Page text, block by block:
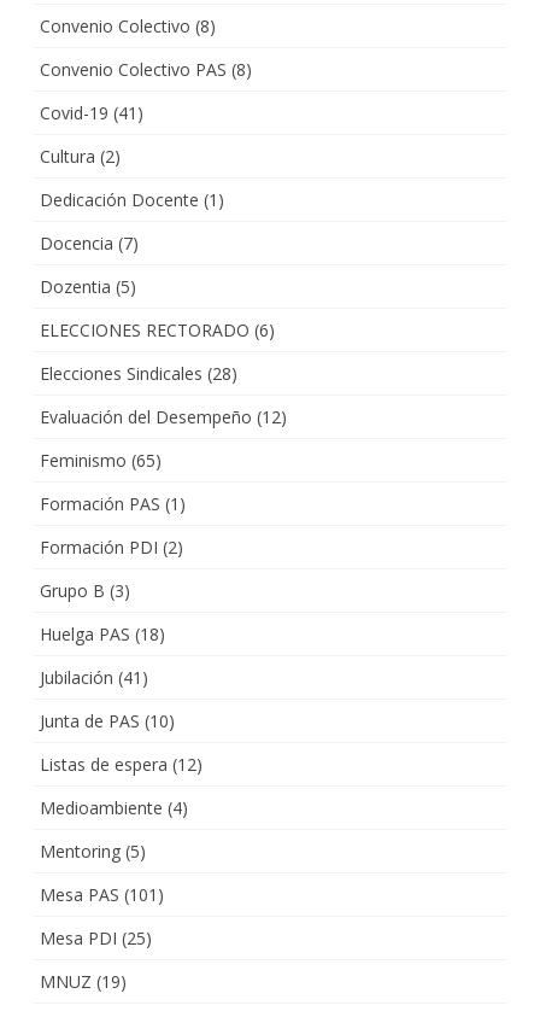
Convenio Colectivo (8)
Convenio Colectivo PAS (8)
Covid-19 (41)
Cultura (2)
Dedicación Docente (1)
Docencia (7)
Dozentia (5)
ELECCIONES RECTORADO (6)
Elecciones Sindicales (28)
Evaluación del Desempeño (12)
Feminismo (65)
Formación PAS (1)
Formación PDI (2)
Grupo B (3)
Huelga PAS (18)
Jubilación (41)
Junta de PAS (10)
Listas de espera (12)
Medioambiente (4)
Mentoring (5)
Mesa PAS (101)
Mesa PDI (25)
MNUZ (19)